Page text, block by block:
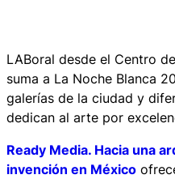
LABoral desde el Centro
suma a La Noche Blanca
galerías de la ciudad y
dedican al arte por
Ready Media. Hacia una
invención en México